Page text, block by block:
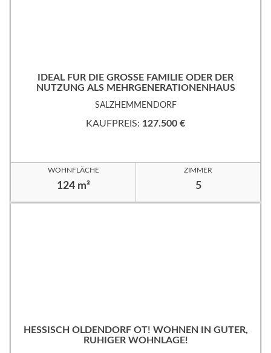
IDEAL FÜR DIE GROSSE FAMILIE ODER DER
NUTZUNG ALS MEHRGENERATIONENHAUS
SALZHEMMENDORF
KAUFPREIS: 127.500 €
WOHNFLÄCHE
124 m²
ZIMMER
5
HESSISCH OLDENDORF OT! WOHNEN IN GUTER,
RUHIGER WOHNLAGE!